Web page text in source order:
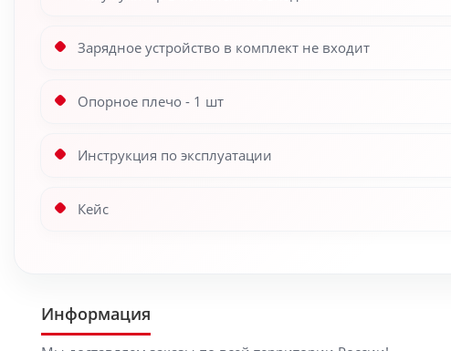
Зарядное устройство в комплект не входит
Опорное плечо - 1 шт
Инструкция по эксплуатации
Кейс
Информация